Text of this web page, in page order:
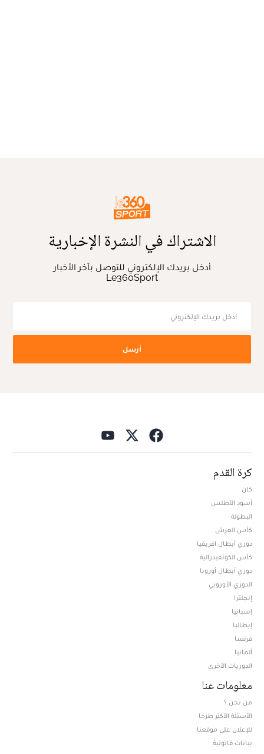
الاشتراك في النشرة الإخبارية
أدخل بريدك الإلكتروني للتوصل بآخر الأخبار
Le360Sport
أرسل
كرة القدم
كان
أسود الأطلس
البطولة
كأس العرش
دوري أبطال افريقيا
كأس الكونفيدرالية
دوري أبطال أوروبا
الدوري الأوروبي
إنجلترا
إسبانيا
إيطاليا
فرنسا
ألمانيا
الدوريات الأخرى
معلومات عنا
من نحن ؟
الأسئلة الأكثر طرحا
للإعلان على موقعنا
بيانات قانونية